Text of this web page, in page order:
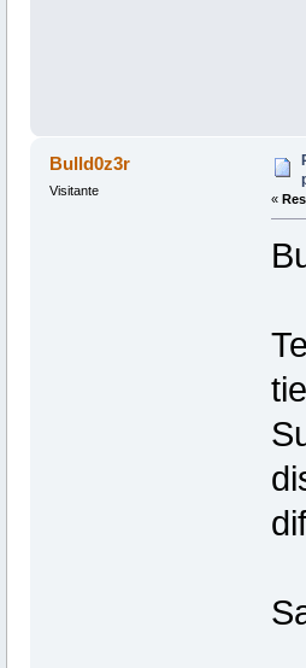
Bulld0z3r
Visitante
«